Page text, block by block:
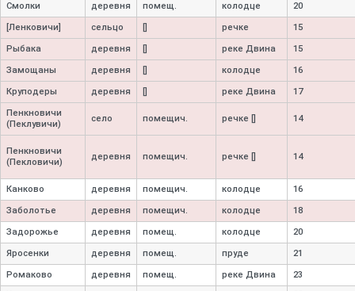
Смолки деревня помещ. колодце 20
[Ленковичи] сельцо речке 15
Рыбака деревня реке Двина 15
Замощаны деревня колодце 16
Круподеры деревня реке Двина 17
Пенкновичи
(Пеклувичи)
село помещич. речке [] 14
Пенкновичи
(Пекловичи)
деревня помещич. речке [] 14
Канково деревня помещич. колодце 16
Заболотье деревня помещич. колодце 18
Задорожье деревня помещ. колодце 20
Яросенки деревня помещ. пруде 21
Ромаково деревня помещ. реке Двина 23